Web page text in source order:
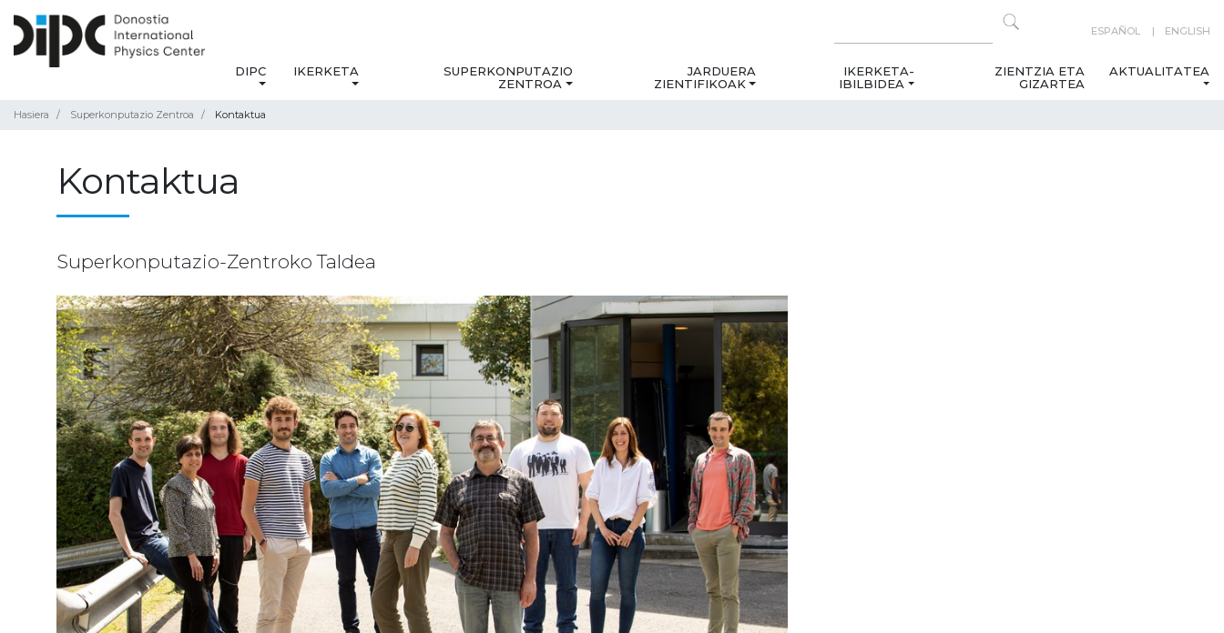
ESPAÑOL ENGLISH
DIPC IKERKETA
SUPERKONPUTAZIO
ZENTROA
JARDUERA
ZIENTIFIKOAK
IKERKETA-
IBILBIDEA
ZIENTZIA ETA
GIZARTEA
AKTUALITATEA
Hasiera Superkonputazio Zentroa Kontaktua
Kontaktua
Superkonputazio-Zentroko Taldea